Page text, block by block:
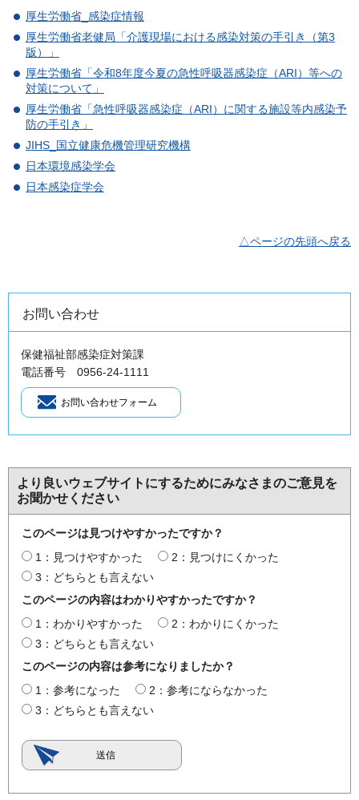
厚生労働省_感染症情報
厚生労働省老健局「介護現場における感染対策の手引き（第3
版）」
厚生労働省「令和8年度今夏の急性呼吸器感染症（ARI）等への
対策について」
厚生労働省「急性呼吸器感染症（ARI）に関する施設等内感染予
防の手引き」
JIHS_国立健康危機管理研究機構
日本環境感染学会
日本感染症学会
△ページの先頭へ戻る
お問い合わせ
保健福祉部感染症対策課
電話番号 0956-24-1111
より良いウェブサイトにするためにみなさまのご意見を
お聞かせください
このページは見つけやすかったですか？
1：見つけやすかった
2：見つけにくかった
3：どちらとも言えない
このページの内容はわかりやすかったですか？
1：わかりやすかった
2：わかりにくかった
3：どちらとも言えない
このページの内容は参考になりましたか？
1：参考になった
2：参考にならなかった
3：どちらとも言えない